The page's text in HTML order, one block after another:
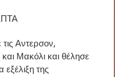
Αντερσον,
Μακόλι και θέλησε
εξέλιξη της